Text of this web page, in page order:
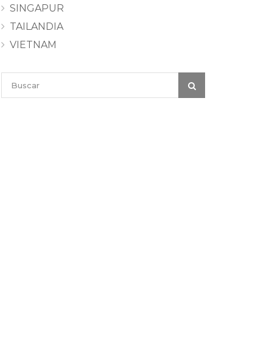
SINGAPUR
TAILANDIA
VIETNAM